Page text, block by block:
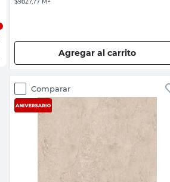
Agregar al carrito
Comparar